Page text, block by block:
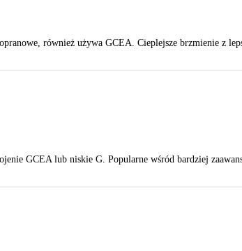
również używa GCEA. Cieplejsze brzmienie z
GCEA lub niskie G. Popularne wśród bardziej